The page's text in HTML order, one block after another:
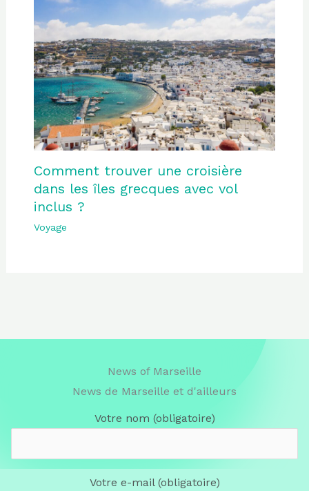
Comment trouver une croisière
dans les îles grecques avec vol
inclus ?
Voyage
News of Marseille
News de Marseille et d'ailleurs
Votre nom (obligatoire)
Votre e-mail (obligatoire)